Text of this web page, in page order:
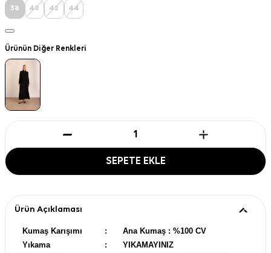
38 40 42 44
Ürünün Diğer Renkleri
SEPETE EKLE
Ürün Açıklaması
Kumaş Karışımı :
Ana Kumaş : %100 CV
Yıkama
:
YIKAMAYINIZ